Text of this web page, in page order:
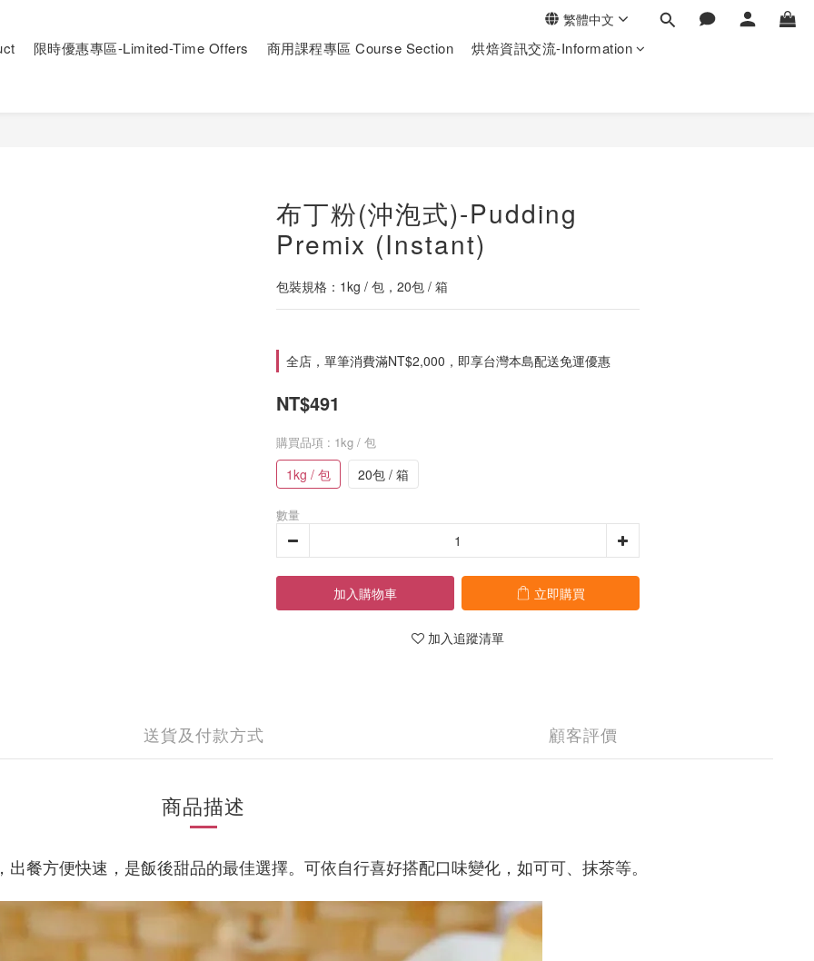
繁體中文
限時優惠專區-Limited-Time Offers 商用課程專區 Course Section 烘焙資訊交流-Information
布丁粉(沖泡式)-Pudding
Premix (Instant)
包裝規格：1kg / 包，20包 / 箱
全店，單筆消費滿NT$2,000，即享台灣本島配送免運優惠
NT$491
購買品項 : 1kg / 包
1kg / 包 20包 / 箱
數量
加入購物車 立即購買
加入追蹤清單
送貨及付款方式 顧客評價
商品描述
餐方便快速，是飯後甜品的最佳選擇。可依自行喜好搭配口味變化，如可可、抹茶等。